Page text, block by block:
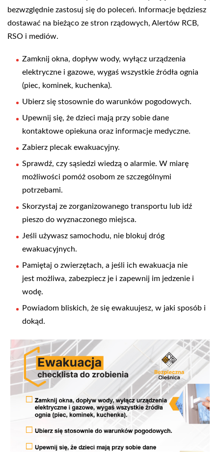
bezwzględnie zastosuj się do poleceń. Informacje będziesz
dostawać na bieżąco ze stron rządowych, Alertów RCB,
RSO i mediów.
Zamknij okna, dopływ wody, wyłącz urządzenia
elektryczne i gazowe, wygaś wszystkie źródła ognia
(piec, kominek, kuchenka).
Ubierz się stosownie do warunków pogodowych.
Upewnij się, że dzieci mają przy sobie dane
kontaktowe opiekuna oraz informacje medyczne.
Zabierz plecak ewakuacyjny.
Sprawdź, czy sąsiedzi wiedzą o alarmie. W miarę
możliwości pomóż osobom ze szczególnymi
potrzebami.
Skorzystaj ze zorganizowanego transportu lub idź
pieszo do wyznaczonego miejsca.
Jeśli używasz samochodu, nie blokuj dróg
ewakuacyjnych.
Pamiętaj o zwierzętach, a jeśli ich ewakuacja nie
jest możliwa, zabezpiecz je i zapewnij im jedzenie i
wodę.
Powiadom bliskich, że się ewakuujesz, w jaki sposób i
dokąd.